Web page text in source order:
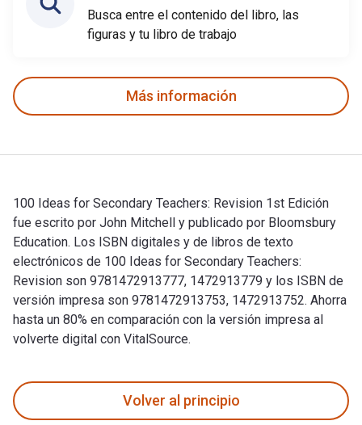
Busca entre el contenido del libro, las
figuras y tu libro de trabajo
Más información
100 Ideas for Secondary Teachers: Revision 1st Edición
fue escrito por John Mitchell y publicado por Bloomsbury
Education. Los ISBN digitales y de libros de texto
electrónicos de 100 Ideas for Secondary Teachers:
Revision son 9781472913777, 1472913779 y los ISBN de
versión impresa son 9781472913753, 1472913752. Ahorra
hasta un 80% en comparación con la versión impresa al
volverte digital con VitalSource.
Volver al principio